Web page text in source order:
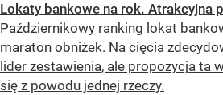
Lokaty bankowe na rok. Atrakcyjna
Październikowy ranking lokat
maraton obniżek. Na cięcia
lider zestawienia, ale propozycja ta
się z powodu jednej rzeczy.